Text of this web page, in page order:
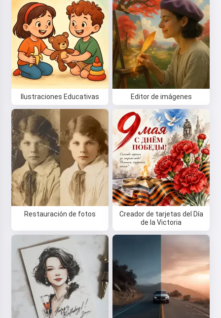
Ilustraciones Educativas Editor de imágenes
Restauración de fotos
Creador de tarjetas del Día
de la Victoria